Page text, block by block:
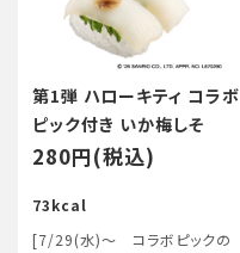
第1弾 ハローキティ コラボ
ピック付き いか梅しそ
280円(税込)
73kcal
[7/29(水)～ コラボピックの